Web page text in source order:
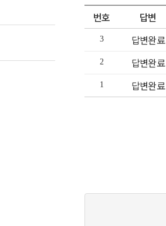
번호 답변
3 답변완료
2 답변완료
1 답변완료